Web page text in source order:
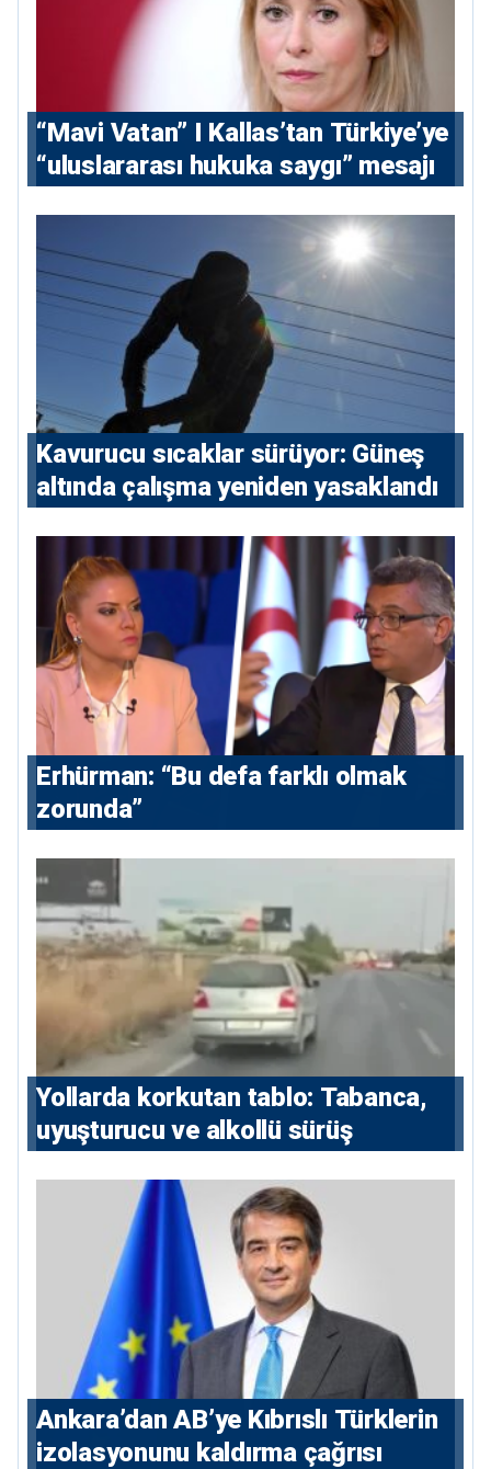
“Mavi Vatan” I Kallas’tan Türkiye’ye
“uluslararası hukuka saygı” mesajı
Kavurucu sıcaklar sürüyor: Güneş
altında çalışma yeniden yasaklandı
Erhürman: “Bu defa farklı olmak
zorunda”
Yollarda korkutan tablo: Tabanca,
uyuşturucu ve alkollü sürüş
Ankara’dan AB’ye Kıbrıslı Türklerin
izolasyonunu kaldırma çağrısı